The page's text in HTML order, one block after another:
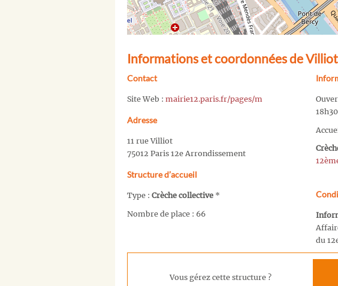
Informations et coordonnées de Villiot
Contact
Site Web : mairie12.paris.fr/pages/m
Adresse
11 rue Villiot
75012 Paris 12e Arrondissement
Structure d’accueil
Type : Crèche collective *
Nombre de place : 66
du
Vous gérez cette structure ?